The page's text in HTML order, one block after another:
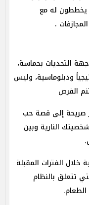
يخططون له مع
.
التحديات بحماسة،
ودبلوماسية، وليس
الفرص
صريحة إلى قصة حب
النارية وبين
خلال الفترات المقبلة
تتعلق بالنظام